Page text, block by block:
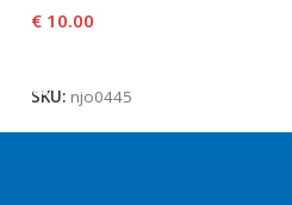
€ 10.00
SKU: njo0445